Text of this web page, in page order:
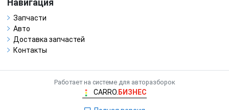
Навигация
Запчасти
Авто
Доставка запчастей
Контакты
Работает на системе для авторазборок
CARRO. БИЗНЕС